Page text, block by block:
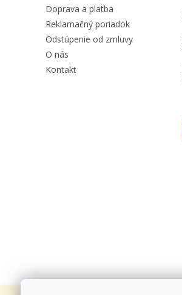
Doprava a platba
Reklamačný poriadok
Odstúpenie od zmluvy
O nás
Kontakt